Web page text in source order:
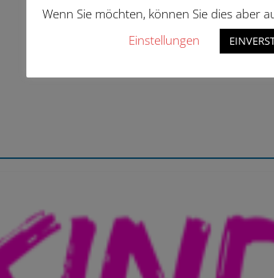
Wenn Sie möchten, können Sie dies aber
Einstellungen